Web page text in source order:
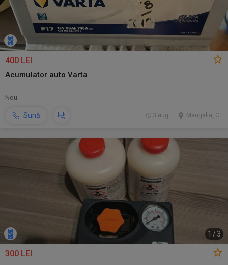
400 LEI
Acumulator auto Varta
Nou
Sună Mangalia, CT
3 aug.
1 / 3
300 LEI